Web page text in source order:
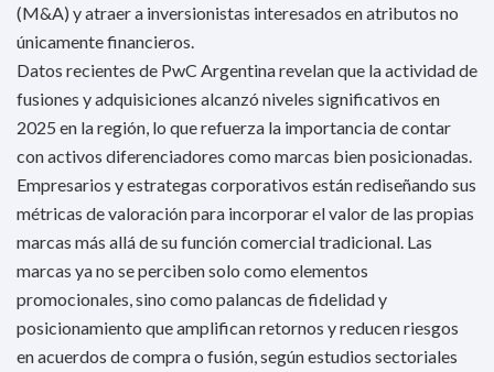
(M&A) y atraer a inversionistas interesados en atributos no
únicamente financieros.
Datos recientes de PwC Argentina revelan que la actividad de
fusiones y adquisiciones alcanzó niveles significativos en
2025 en la región, lo que refuerza la importancia de contar
con activos diferenciadores como marcas bien posicionadas.
Empresarios y estrategas corporativos están rediseñando sus
métricas de valoración para incorporar el valor de las propias
marcas más allá de su función comercial tradicional. Las
marcas ya no se perciben solo como elementos
promocionales, sino como palancas de fidelidad y
posicionamiento que amplifican retornos y reducen riesgos
en acuerdos de compra o fusión, según estudios sectoriales